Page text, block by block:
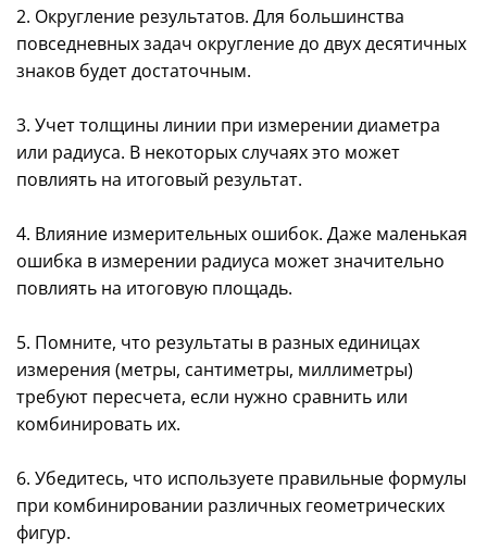
2. Округление результатов. Для большинства
повседневных задач округление до двух десятичных
знаков будет достаточным.
3. Учет толщины линии при измерении диаметра
или радиуса. В некоторых случаях это может
повлиять на итоговый результат.
4. Влияние измерительных ошибок. Даже маленькая
ошибка в измерении радиуса может значительно
повлиять на итоговую площадь.
5. Помните, что результаты в разных единицах
измерения (метры, сантиметры, миллиметры)
требуют пересчета, если нужно сравнить или
комбинировать их.
6. Убедитесь, что используете правильные формулы
при комбинировании различных геометрических
фигур.